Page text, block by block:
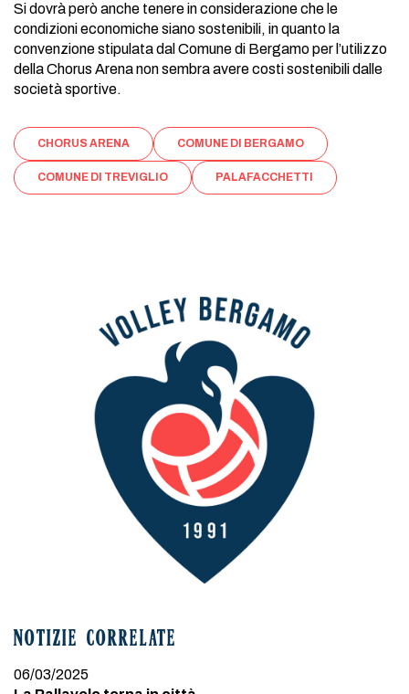
NOTIZIE CORRELATE
06/03/2025
Si dovrà però anche tenere in considerazione che le
condizioni economiche siano sostenibili, in quanto la
convenzione stipulata dal Comune di Bergamo per l’utilizzo
della Chorus Arena non sembra avere costi sostenibili dalle
società sportive.
CHORUS ARENA COMUNE DI BERGAMO
COMUNE DI TREVIGLIO PALAFACCHETTI